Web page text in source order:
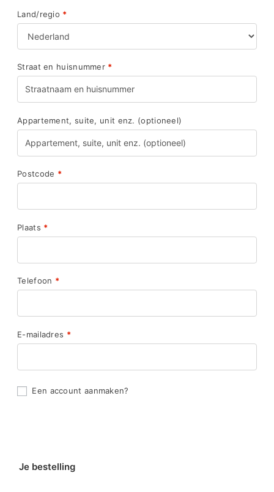
Land/regio *
Straat en huisnummer *
Appartement, suite, unit enz. (optioneel)
Postcode *
Plaats *
Telefoon *
E-mailadres *
Een account aanmaken?
Je bestelling